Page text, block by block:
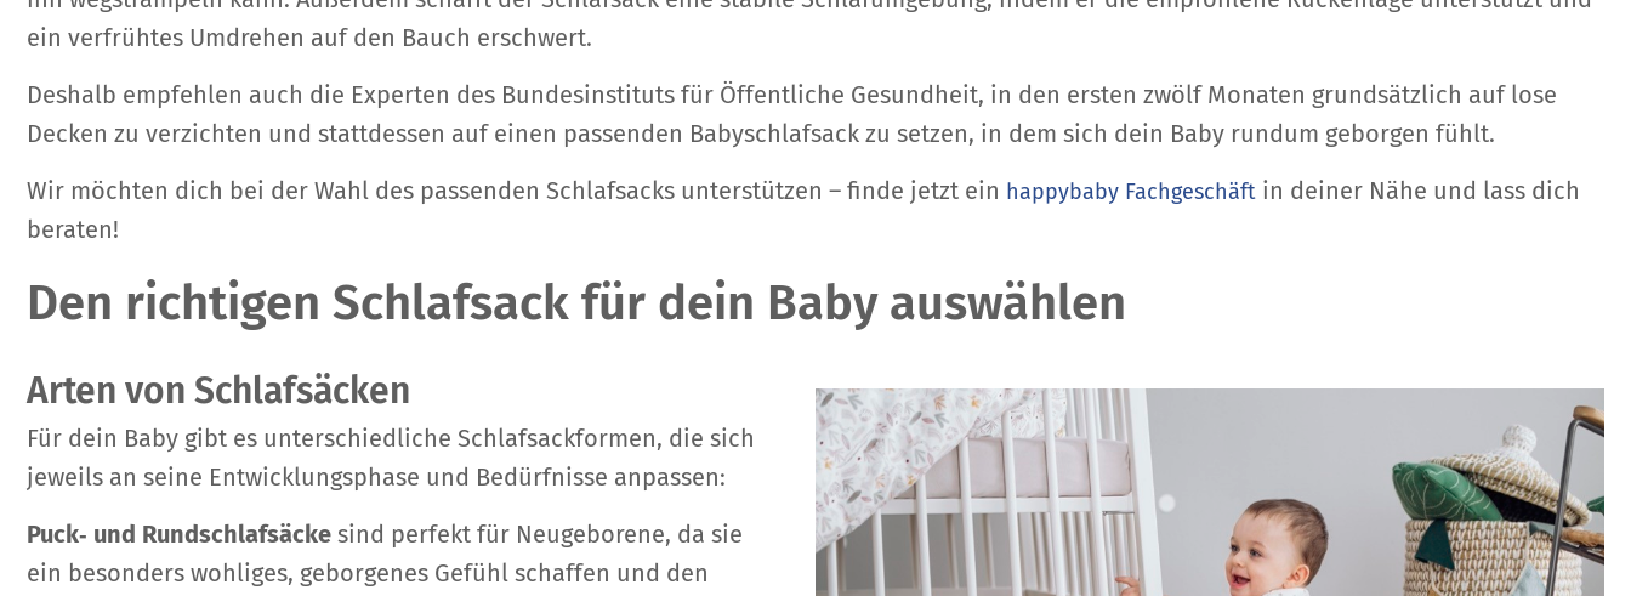
ein verfrühtes Umdrehen auf den Bauch erschwert.
Deshalb empfehlen auch die Experten des Bundesinstituts für Öffentliche Gesundheit, in den ersten zwölf Monaten grundsätzlich auf lose
Decken zu verzichten und stattdessen auf einen passenden Babyschlafsack zu setzen, in dem sich dein Baby rundum geborgen fühlt.
Wir möchten dich bei der Wahl des passenden Schlafsacks unterstützen – finde jetzt ein happybaby Fachgeschäft in deiner Nähe und lass dich
beraten!
Den richtigen Schlafsack für dein Baby auswählen
Arten von Schlafsäcken
Für dein Baby gibt es unterschiedliche Schlafsackformen, die sich
jeweils an seine Entwicklungsphase und Bedürfnisse anpassen:
Puck‑ und Rundschlafsäcke sind perfekt für Neugeborene, da sie
ein besonders wohliges, geborgenes Gefühl schaffen und den